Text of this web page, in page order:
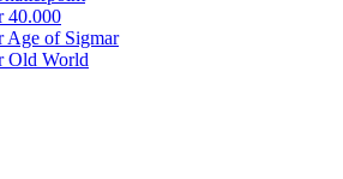
40.000
Age of Sigmar
Old World